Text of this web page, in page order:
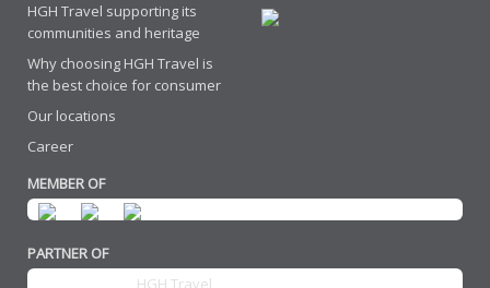
HGH Travel supporting its
communities and heritage
Why choosing HGH Travel is
the best choice for consumer
Our locations
Career
MEMBER OF
PARTNER OF
HGH Travel